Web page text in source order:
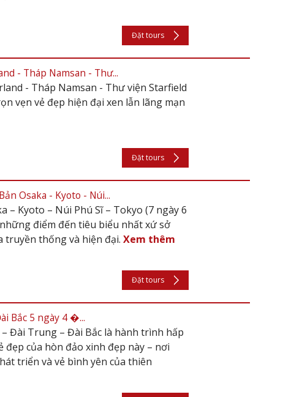
Đặt tours
- Tháp Namsan - Thư...
- Tháp Namsan - Thư viện Starfield
vẹn vẻ đẹp hiện đại xen lẫn lãng mạn
Đặt tours
Osaka - Kyoto - Núi...
– Kyoto – Núi Phú Sĩ – Tokyo (7 ngày 6
điểm đến tiêu biểu nhất xứ sở
truyền thống và hiện đại. Xem thêm
Đặt tours
Bắc 5 ngày 4 �...
Đài Trung – Đài Bắc là hành trình hấp
của hòn đảo xinh đẹp này – nơi
triển và vẻ bình yên của thiên